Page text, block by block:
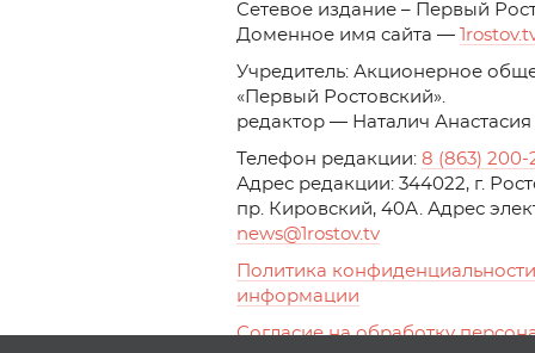
Cетевое издание – Первый
Доменное имя сайта —
Учредитель: Акционерное
«Первый Ростовский».
редактор — Наталич
Телефон редакции: 8 (863) 200-
Адрес редакции: 344022, г.
пр. Кировский, 40А. Адрес
news@1rostov.tv
Политика
информации
Согласие на обработку